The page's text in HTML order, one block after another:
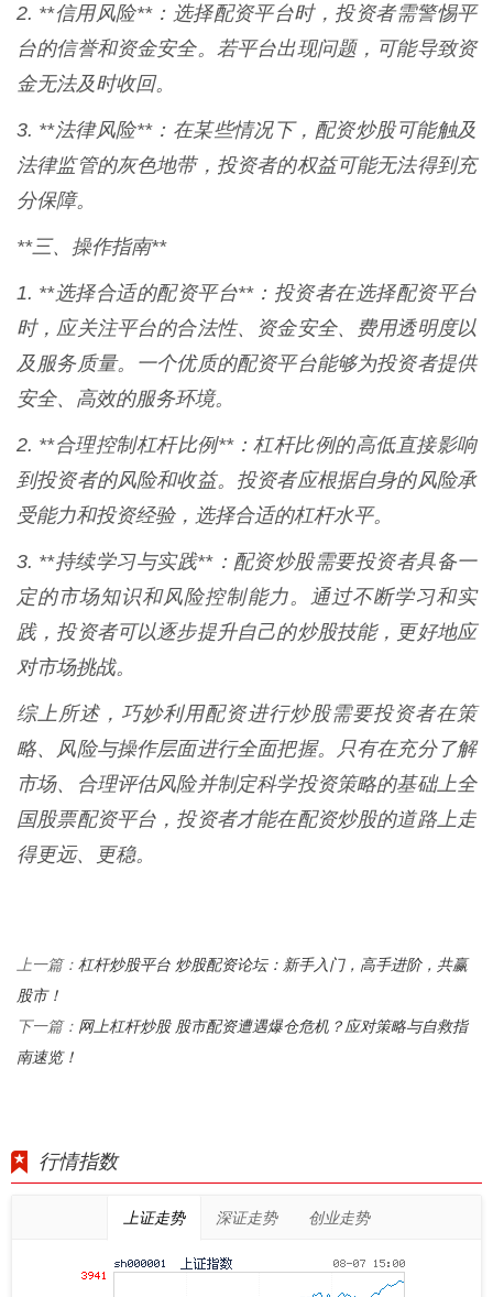
2. **信用风险**：选择配资平台时，投资者需警惕平
台的信誉和资金安全。若平台出现问题，可能导致资
金无法及时收回。
3. **法律风险**：在某些情况下，配资炒股可能触及
法律监管的灰色地带，投资者的权益可能无法得到充
分保障。
**三、操作指南**
1. **选择合适的配资平台**：投资者在选择配资平台
时，应关注平台的合法性、资金安全、费用透明度以
及服务质量。一个优质的配资平台能够为投资者提供
安全、高效的服务环境。
2. **合理控制杠杆比例**：杠杆比例的高低直接影响
到投资者的风险和收益。投资者应根据自身的风险承
受能力和投资经验，选择合适的杠杆水平。
3. **持续学习与实践**：配资炒股需要投资者具备一
定的市场知识和风险控制能力。通过不断学习和实
践，投资者可以逐步提升自己的炒股技能，更好地应
对市场挑战。
综上所述，巧妙利用配资进行炒股需要投资者在策
略、风险与操作层面进行全面把握。只有在充分了解
市场、合理评估风险并制定科学投资策略的基础上全
国股票配资平台，投资者才能在配资炒股的道路上走
得更远、更稳。
上一篇： 杠杆炒股平台 炒股配资论坛：新手入门，高手进阶，共赢
股市！
下一篇： 网上杠杆炒股 股市配资遭遇爆仓危机？应对策略与自救指
南速览！
行情指数
上证走势 深证走势 创业走势